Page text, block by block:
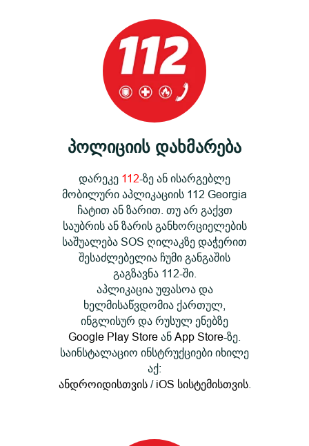
პოლიციის დახმარება
დარეკე 112-ზე ან ისარგებლე
მობილური აპლიკაციის 112 Georgia
ჩატით ან ზარით. თუ არ გაქვთ
საუბრის ან ზარის განხორციელების
საშუალება SOS ღილაკზე დაჭერით
შესაძლებელია ჩუმი განგაშის
გაგზავნა 112-ში.
აპლიკაცია უფასოა და
ხელმისაწვდომია ქართულ,
ინგლისურ და რუსულ ენებზე
Google Play Store ან App Store-ზე.
საინსტალაციო ინსტრუქციები იხილე
აქ:
ანდროიდისთვის/ iOS სისტემისთვის.